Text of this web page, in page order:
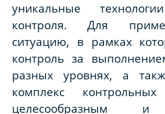
уникальные
контроля. Для
ситуацию, в рамках
контроль за
разных уровнях, а
комплекс
целесообразным и